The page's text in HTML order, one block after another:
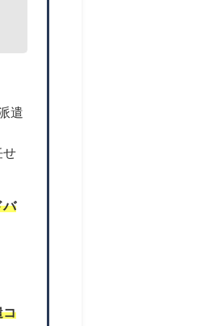
遣
せ
バ
コ